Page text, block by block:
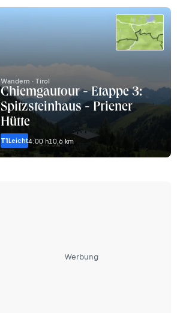
Wandern · Tirol
Chiemgautour - Etappe 3:
Spitzsteinhaus - Priener
Hütte
T1Leicht4:00 h10,6 km
Werbung